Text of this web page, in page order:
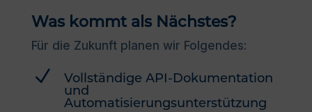
Was kommt als Nächstes?
Für die Zukunft planen wir Folgendes:
N
Vollständige API-Dokumentation
und
Automatisierungsunterstützung